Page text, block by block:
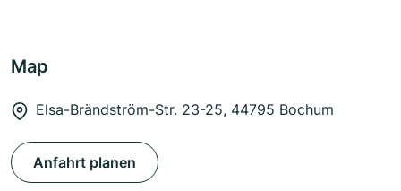
Map
Elsa-Brändström-Str. 23-25, 44795 Bochum
Anfahrt planen